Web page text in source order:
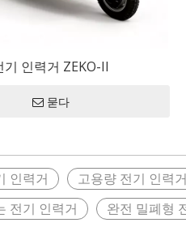
기 인력거 ZEKO-II
묻다
인력거 고용량 전기 인력거
전기 인력거
완전 밀폐형